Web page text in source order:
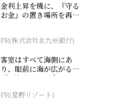
金利上昇を機に、『守る
お金』の置き場所を再検
討
PR(株式会社北九州銀行)
客室はすべて海側にあ
り、眼前に海が広がる
『西表島ホテル by 星野
PR(星野リゾート)